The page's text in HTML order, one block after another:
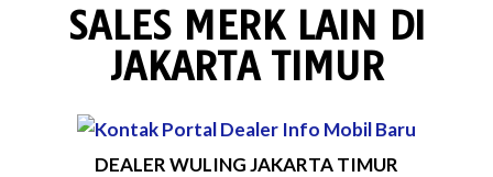
SALES MERK LAIN DI
JAKARTA TIMUR
DEALER WULING JAKARTA TIMUR